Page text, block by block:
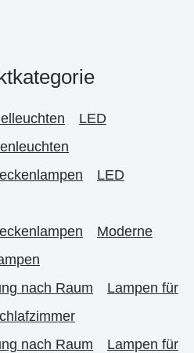
LED
LED
Moderne
nach Raum
Lampen für
nach Raum
Lampen für